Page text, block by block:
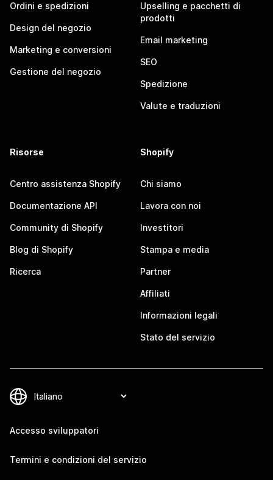
Ordini e spedizioni
Design del negozio
Marketing e conversioni
Gestione del negozio
Upselling e pacchetti di
prodotti
Email marketing
SEO
Spedizione
Valute e traduzioni
Risorse
Centro assistenza Shopify
Documentazione API
Community di Shopify
Blog di Shopify
Ricerca
Shopify
Chi siamo
Lavora con noi
Investitori
Stampa e media
Partner
Affiliati
Informazioni legali
Stato del servizio
Accesso sviluppatori
Termini e condizioni del servizio